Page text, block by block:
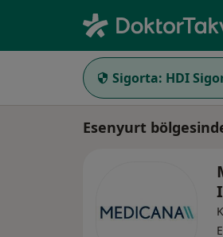
Sigorta: HDI
Esenyurt